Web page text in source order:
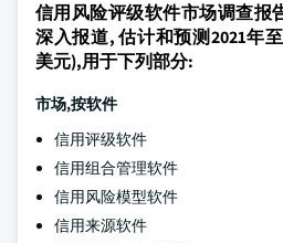
信用风险评级软件市场调查报
深入报道, 估计和预测2021年
美元),用于下列部分:
市场,按软件
信用评级软件
信用组合管理软件
信用风险模型软件
信用来源软件